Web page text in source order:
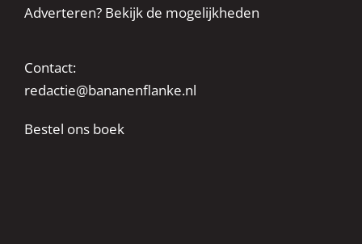
Adverteren? Bekijk de mogelijkheden
Contact:
redactie@bananenflanke.nl
Bestel ons boek